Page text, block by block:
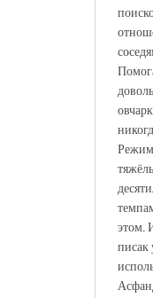
Режим
этом.
писак